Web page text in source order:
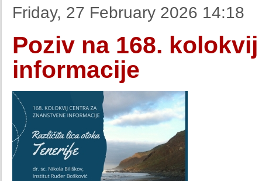
Friday, 27 February 2026 14:18
Poziv na 168.
informacije